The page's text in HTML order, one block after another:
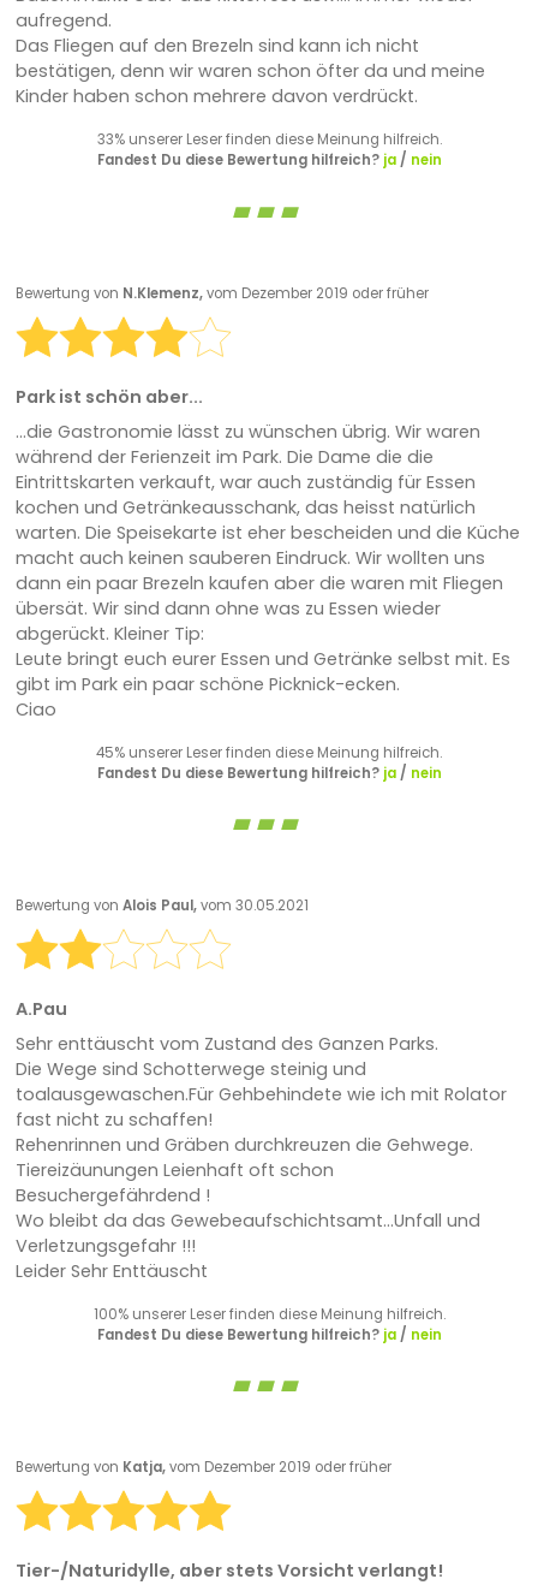
aufregend.
Das Fliegen auf den Brezeln sind kann ich nicht
bestätigen, denn wir waren schon öfter da und meine
Kinder haben schon mehrere davon verdrückt.
33% unserer Leser finden diese Meinung hilfreich.
Fandest Du diese Bewertung hilfreich? ja/ nein
Bewertung von N.Klemenz,vom Dezember 2019 oder früher
Park ist schön aber...
...die Gastronomie lässt zu wünschen übrig. Wir waren
während der Ferienzeit im Park. Die Dame die die
Eintrittskarten verkauft, war auch zuständig für Essen
kochen und Getränkeausschank, das heisst natürlich
warten. Die Speisekarte ist eher bescheiden und die Küche
macht auch keinen sauberen Eindruck. Wir wollten uns
dann ein paar Brezeln kaufen aber die waren mit Fliegen
übersät. Wir sind dann ohne was zu Essen wieder
abgerückt. Kleiner Tip:
Leute bringt euch eurer Essen und Getränke selbst mit. Es
gibt im Park ein paar schöne Picknick-ecken.
Ciao
45% unserer Leser finden diese Meinung hilfreich.
Fandest Du diese Bewertung hilfreich? ja/ nein
Bewertung von Alois Paul,vom 30.05.2021
A.Pau
Sehr enttäuscht vom Zustand des Ganzen Parks.
Die Wege sind Schotterwege steinig und
toalausgewaschen.Für Gehbehindete wie ich mit Rolator
fast nicht zu schaffen!
Rehenrinnen und Gräben durchkreuzen die Gehwege.
Tiereizäunungen Leienhaft oft schon
Besuchergefährdend !
Wo bleibt da das Gewebeaufschichtsamt...Unfall und
Verletzungsgefahr !!!
Leider Sehr Enttäuscht
100% unserer Leser finden diese Meinung hilfreich.
Fandest Du diese Bewertung hilfreich? ja/ nein
Bewertung von Katja,vom Dezember 2019 oder früher
Tier-/Naturidylle, aber stets Vorsicht verlangt!